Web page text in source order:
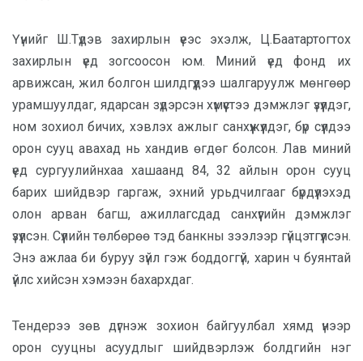
Үүнийг Ш.Түдэв захирлын үеэс эхэлж, Ц.Баатартогтох
захирлын үед зогсоосон юм. Миний үед фонд их
арвижсан, жил болгон шилдгүүдээ шалгаруулж мөнгөөр
урамшуулдаг, ядарсан зүдэрсэн хүмүүстээ дэмжлэг үзүүлдэг,
ном зохиол бичих, хэвлэх ажлыг санхүүжүүлдэг, бүр сүүлдээ
орон сууц авахад нь хандив өгдөг болсон. Лав миний
үед сургуулийнхаа хашаанд 84, 32 айлын орон сууц
барих шийдвэр гаргаж, эхний урьдчилгааг бүрдүүлэхэд
олон арван багш, ажиллагсдад санхүүгийн дэмжлэг
үзүүлсэн. Сүүлийн төлбөрөө тэд банкны зээлээр гүйцэтгүүлсэн.
Энэ ажлаа би буруу зүйл гэж боддоггүй, харин ч буянтай
үйлс хийсэн хэмээн бахархдаг.
Тендерээ зөв дүгнэж зохион байгуулбал хямд үнээр
орон сууцны асуудлыг шийдвэрлэж болдгийн нэг